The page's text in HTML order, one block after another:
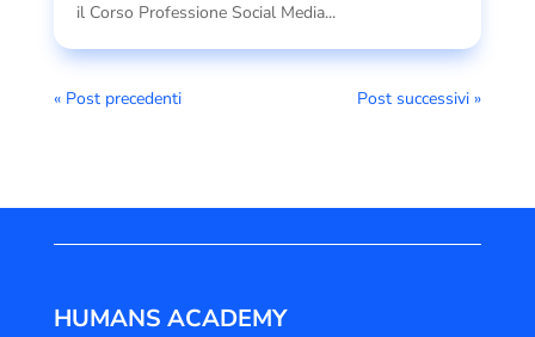
il Corso Professione Social Media...
« Post precedenti Post successivi »
HUMANS ACADEMY